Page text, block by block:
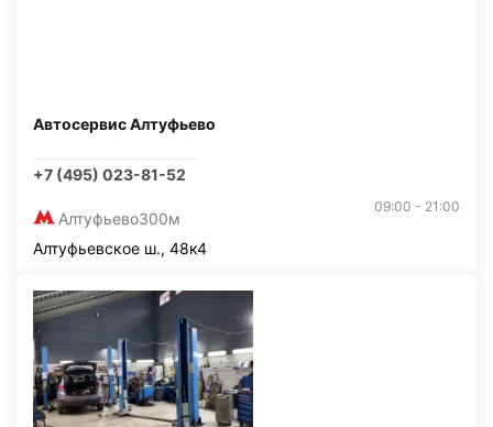
Автосервис Алтуфьево
+7 (495) 023-81-52
Алтуфьево300м
09:00 - 21:00
Алтуфьевское ш., 48к4